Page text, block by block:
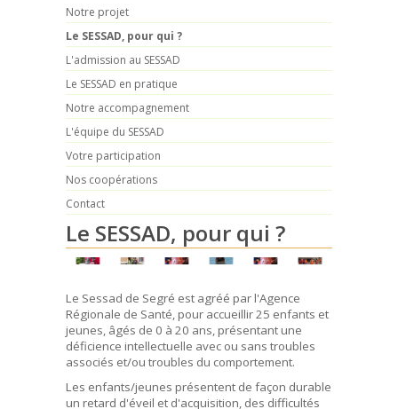
Notre projet
Le SESSAD, pour qui ?
L'admission au SESSAD
Le SESSAD en pratique
Notre accompagnement
L'équipe du SESSAD
Votre participation
Nos coopérations
Contact
Le SESSAD, pour qui ?
Le Sessad de Segré est agréé par l'Agence
Régionale de Santé, pour accueillir 25 enfants et
jeunes, âgés de 0 à 20 ans, présentant une
déficience intellectuelle avec ou sans troubles
associés et/ou troubles du comportement.
Les enfants/jeunes présentent de façon durable
un retard d'éveil et d'acquisition, des difficultés